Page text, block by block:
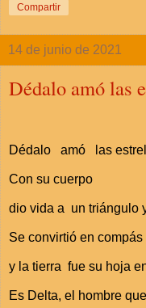
Compartir
14 de junio de 2021
Dédalo amó las
Dédalo amó las
Con su cuerpo
dio vida a un triángulo
Se convirtió en compás
y la tierra fue su hoja
Es Delta, el hombre